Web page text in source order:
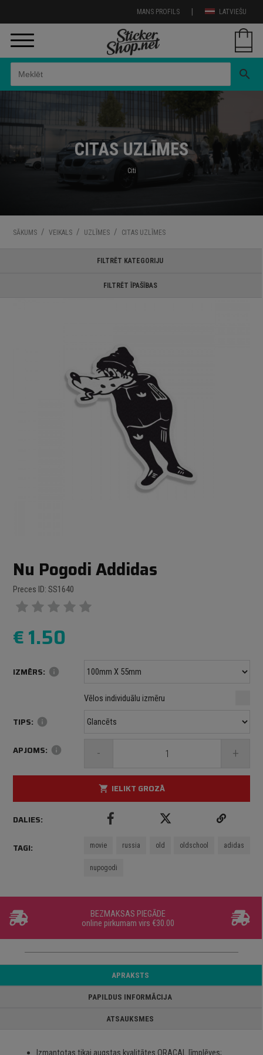
LATVIEŠU
|
MANS PROFILS
search
CITAS UZLĪMES
Citi
SĀKUMS / VEIKALS / UZLĪMES / CITAS UZLĪMES
FILTRĒT KATEGORIJU
FILTRĒT ĪPAŠĪBAS
Nu Pogodi Addidas
Preces ID: SS1640
€1.50
IZMĒRS: info
mm mm
Maksimālais izmērs: 1000 mm
Vēlos individuālu izmēru
TIPS: info
APJOMS: info - +
shopping_cart IELIKT GROZĀ
DALIES:
TAGI: movie russia old oldschool adidas
nupogodi
BEZMAKSAS PIEGĀDE
online pirkumam virs €30.00
APRAKSTS
PAPILDUS INFORMĀCIJA
ATSAUKSMES
Izmantotas tikai augstas kvalitātes ORACAL līmplēves;